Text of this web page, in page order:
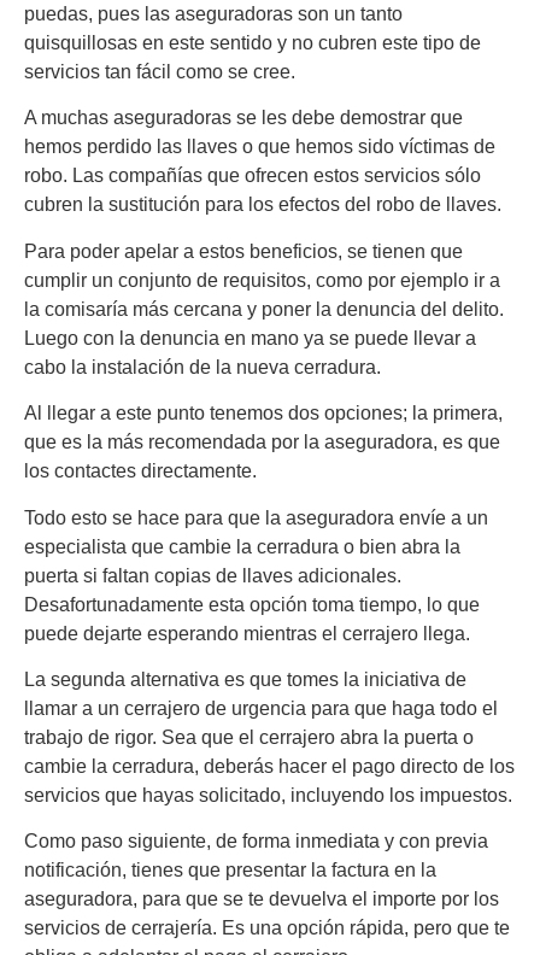
puedas, pues las aseguradoras son un tanto
quisquillosas en este sentido y no cubren este tipo de
servicios tan fácil como se cree.
A muchas aseguradoras se les debe demostrar que
hemos perdido las llaves o que hemos sido víctimas de
robo. Las compañías que ofrecen estos servicios sólo
cubren la sustitución para los efectos del robo de llaves.
Para poder apelar a estos beneficios, se tienen que
cumplir un conjunto de requisitos, como por ejemplo ir a
la comisaría más cercana y poner la denuncia del delito.
Luego con la denuncia en mano ya se puede llevar a
cabo la instalación de la nueva cerradura.
Al llegar a este punto tenemos dos opciones; la primera,
que es la más recomendada por la aseguradora, es que
los contactes directamente.
Todo esto se hace para que la aseguradora envíe a un
especialista que cambie la cerradura o bien abra la
puerta si faltan copias de llaves adicionales.
Desafortunadamente esta opción toma tiempo, lo que
puede dejarte esperando mientras el cerrajero llega.
La segunda alternativa es que tomes la iniciativa de
llamar a un cerrajero de urgencia para que haga todo el
trabajo de rigor. Sea que el cerrajero abra la puerta o
cambie la cerradura, deberás hacer el pago directo de los
servicios que hayas solicitado, incluyendo los impuestos.
Como paso siguiente, de forma inmediata y con previa
notificación, tienes que presentar la factura en la
aseguradora, para que se te devuelva el importe por los
servicios de cerrajería. Es una opción rápida, pero que te